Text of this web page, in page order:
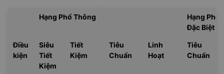
Hạng Phổ Thông
Hạng Phổ
Đặc Biệt
Điều
kiện
Siêu
Tiết
Kiệm
Tiết
Kiệm
Tiêu
Chuẩn
Linh
Hoạt
Tiêu
Chuẩn